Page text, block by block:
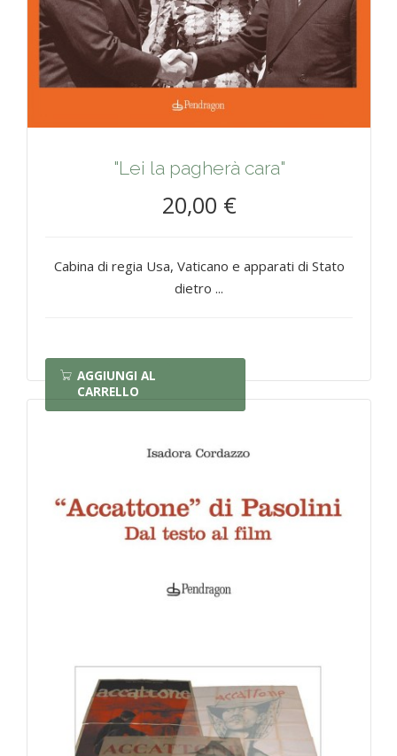
"Lei la pagherà cara"
20,00 €
Cabina di regia Usa, Vaticano e apparati di Stato
dietro ...
AGGIUNGI AL
CARRELLO